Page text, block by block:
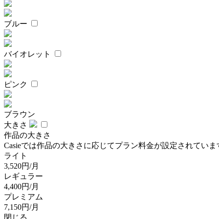
ブルー
バイオレット
ピンク
ブラウン
大きさ
作品の大きさ
Casieでは作品の大きさに応じてプラン料金が設定されていま
ライト
3,520円/月
レギュラー
4,400円/月
プレミアム
7,150円/月
閉じる